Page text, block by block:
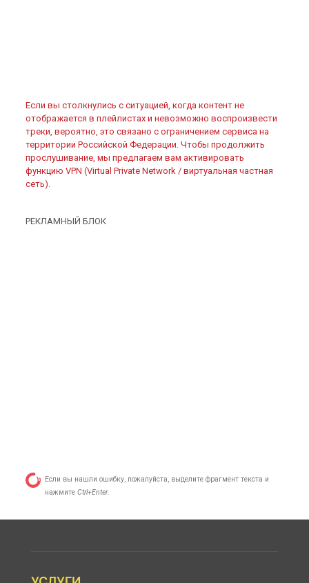
Если вы столкнулись с ситуацией, когда контент не
отображается в плейлистах и невозможно воспроизвести
треки, вероятно, это связано с ограничением сервиса на
территории Российской Федерации. Чтобы продолжить
прослушивание, мы предлагаем вам активировать
функцию VPN (Virtual Private Network / виртуальная частная
сеть).
РЕКЛАМНЫЙ БЛОК
Если вы нашли ошибку, пожалуйста, выделите фрагмент текста и
нажмите Ctrl+Enter.